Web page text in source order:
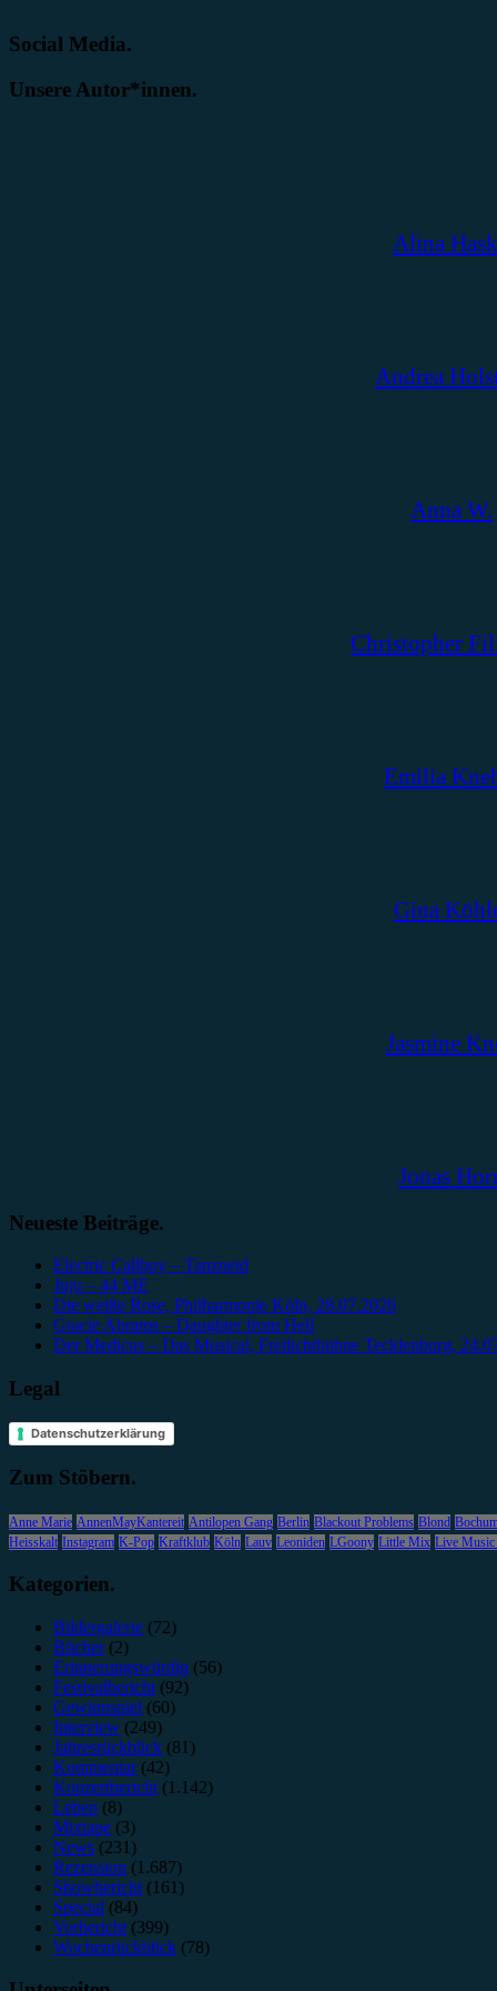
Social Media.
Unsere Autor*innen.
Alina
Andrea
Anna W.
Christopher
Emilia
Gina
Jasmine
Jonas
Neueste Beiträge.
Electric Callboy – Tanzneid
Juju – 44 ME
Die weiße Rose, Philharmonie Köln, 28.07.2026
Gracie Abrams – Daughter from Hell
Der Medicus – Das Musical, Freilichtbühne Tecklenburg,
Legal
Datenschutzerklärung
Zum Stöbern.
Anne Marie AnnenMayKantereit Antilopen Gang Berlin Blackout Problems Blond
Heisskalt Instagram K-Pop Kraftklub Köln Lauv Leoniden LGoony Little Mix Live
Kategorien.
Bildergalerie (72)
Bücher(2)
Erinnerungswürdig (56)
Festivalbericht (92)
Gewinnspiel (60)
Interview (249)
Jahresrückblick (81)
Kommentar(42)
Konzertbericht (1.142)
Leben (8)
Mixtape (3)
News (231)
Rezension (1.687)
Showbericht (161)
Special (84)
Vorbericht (399)
Wochenrückblick (78)